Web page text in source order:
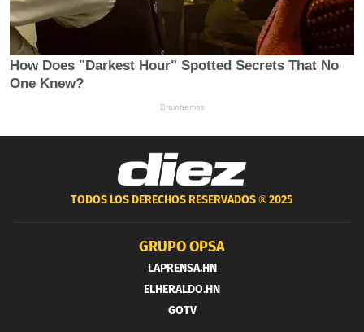
TODOS LOS DERECHOS RESERVADOS ®2025
GRUPO OPSA
LAPRENSA.HN
ELHERALDO.HN
GOTV